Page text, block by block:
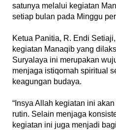
satunya melalui kegiatan
setiap bulan pada Minggu
‎Ketua Panitia, R. Endi
kegiatan Manaqib yang
Suryalaya ini merupakan
menjaga istiqomah spiritual
keagungan budaya.
‎“Insya Allah kegiatan ini
rutin. Selain menjaga
kegiatan ini juga menjadi